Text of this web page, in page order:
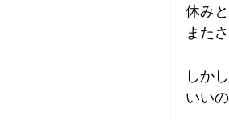
休み
また
しか
いい